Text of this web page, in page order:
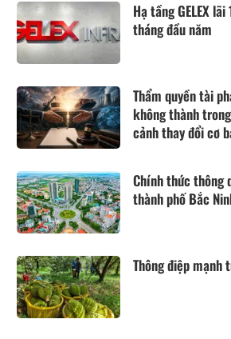
Hạ tầng GELEX
tháng đầu năm
Thẩm quyền tài
không thành
cảnh thay đổi cơ
Chính thức thông
thành phố Bắc
Thông điệp mạnh